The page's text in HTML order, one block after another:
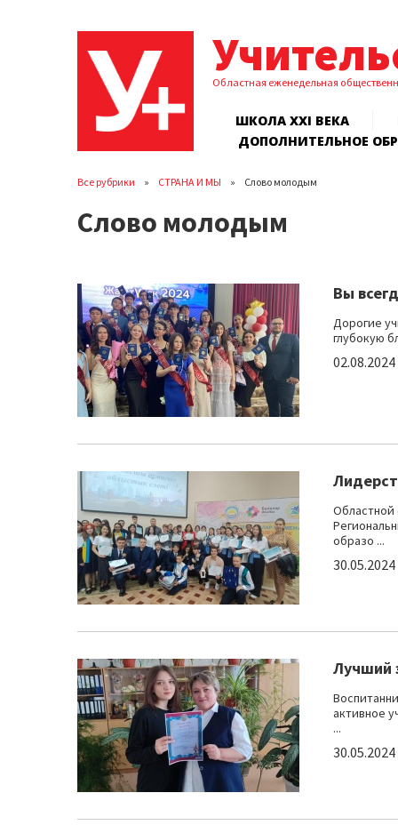
Областная еженедельная
ШКОЛА XXI ВЕКА
ДОПОЛНИТЕЛЬНОЕ
Все рубрики СТРАНА И МЫ Слово молодым
Слово молодым
Вы
Дорогие
глубокую
02.08.2024
Областной
образо ...
30.05.2024
Лучший
активное
...
30.05.2024